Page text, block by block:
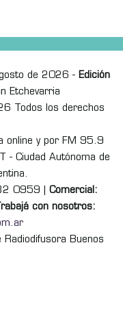
de 2026 - Edición
Etchevarria
Todos los derechos
online y por FM 95.9
- Ciudad Autónoma de
0959 | Comercial:
con nosotros:
Buenos